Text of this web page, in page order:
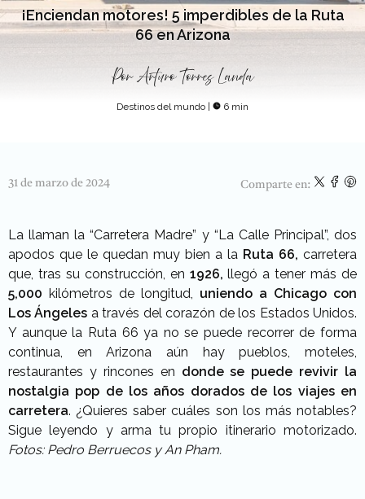
¡Enciendan motores! 5 imperdibles de la Ruta
66 en Arizona
Por Arturo Torres Landa
Destinos del mundo 6 min
31 de marzo de 2024 Comparte en:
La llaman la “Carretera Madre” y “La Calle Principal”, dos
apodos que le quedan muy bien a la Ruta 66, carretera
que, tras su construcción, en 1926, llegó a tener más de
5,000 kilómetros de longitud, uniendo a Chicago con
Los Ángeles a través del corazón de los Estados Unidos.
Y aunque la Ruta 66 ya no se puede recorrer de forma
continua, en Arizona aún hay pueblos, moteles,
restaurantes y rincones en donde se puede revivir la
nostalgia pop de los años dorados de los viajes en
carretera. ¿Quieres saber cuáles son los más notables?
Sigue leyendo y arma tu propio itinerario motorizado.
Fotos: Pedro Berruecos y An Pham.